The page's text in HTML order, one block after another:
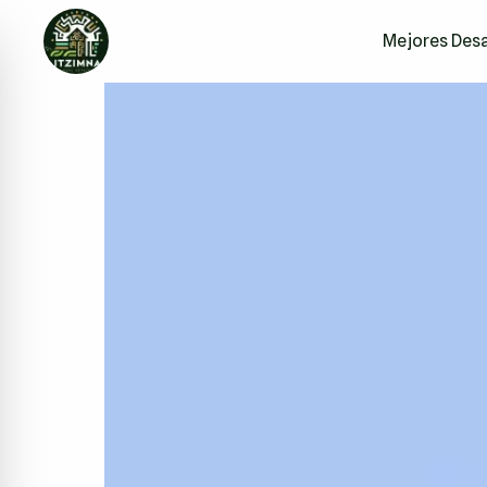
Mejores